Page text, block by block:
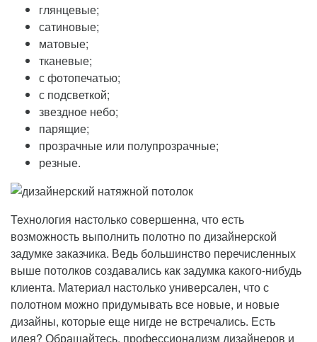
глянцевые;
сатиновые;
матовые;
тканевые;
с фотопечатью;
с подсветкой;
звездное небо;
парящие;
прозрачные или полупрозрачные;
резные.
Технология настолько совершенна, что есть
возможность выполнить полотно по дизайнерской
задумке заказчика. Ведь большинство перечисленных
выше потолков создавались как задумка какого-нибудь
клиента. Материал настолько универсален, что с
полотном можно придумывать все новые, и новые
дизайны, которые еще нигде не встречались. Есть
идея? Обращайтесь, профессионализм дизайнеров и